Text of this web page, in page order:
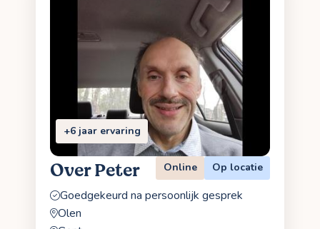
+6 jaar ervaring
Over Peter Online Op locatie
Goedgekeurd na persoonlijk gesprek
Olen